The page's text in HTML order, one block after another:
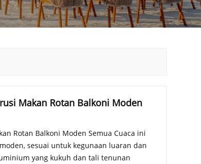
Makan Rotan Balkoni Moden
Rotan Balkoni Moden Semua Cuaca ini
sesuai untuk kegunaan luaran dan
yang kukuh dan tali tenunan